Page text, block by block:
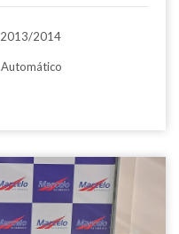
2013/2014
Automático